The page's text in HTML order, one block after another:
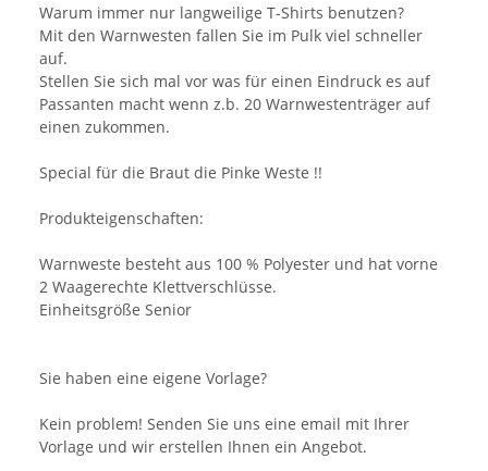
Warum immer nur langweilige T-Shirts benutzen?
Mit den Warnwesten fallen Sie im Pulk viel schneller
auf.
Stellen Sie sich mal vor was für einen Eindruck es auf
Passanten macht wenn z.b. 20 Warnwestenträger auf
einen zukommen.
Special für die Braut die Pinke Weste !!
Produkteigenschaften:
Warnweste besteht aus 100 % Polyester und hat vorne
2 Waagerechte Klettverschlüsse.
Einheitsgröße Senior
Sie haben eine eigene Vorlage?
Kein problem! Senden Sie uns eine email mit Ihrer
Vorlage und wir erstellen Ihnen ein Angebot.